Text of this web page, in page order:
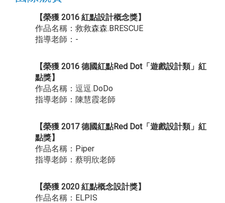
【榮獲 2016 紅點設計概念獎】
作品名稱：救救森森.BRESCUE
指導老師：-
【榮獲 2016 德國紅點Red Dot「遊戲設計類」紅
點獎】
作品名稱：逗逗.DoDo
指導老師：陳慧霞老師
【榮獲 2017 德國紅點Red Dot「遊戲設計類」紅
點獎】
作品名稱：Piper
指導老師：蔡明欣老師
【榮獲 2020 紅點概念設計獎】
作品名稱：ELPIS